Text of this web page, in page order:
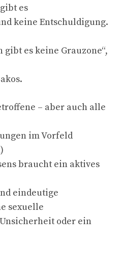
es
keine Entschuldigung.
es keine Grauzone“,
– aber auch alle
im Vorfeld
braucht ein aktives
eindeutige
sexuelle
oder ein